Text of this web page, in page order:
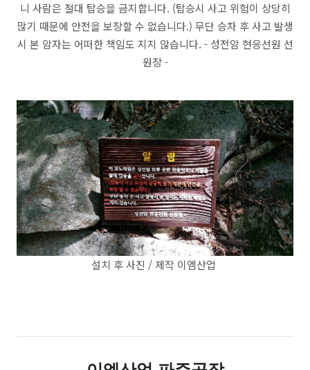
니 사람은 절대 탑승을 금지합니다. (탑승시 사고 위험이 상당히
많기 때문에 안전을 보장할 수 없습니다.) 무단 승차 후 사고 발생
시 본 암자는 어떠한 책임도 지지 않습니다. - 성전암 현응선원 선
원장 -
설치 후 사진 / 제작 이엠산업